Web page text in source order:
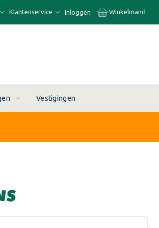
Klantenservice Inloggen Winkelmand
Vestigingen